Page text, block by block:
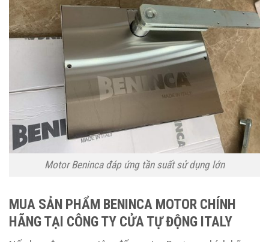
Motor Beninca đáp ứng tần suất sử dụng lớn
MUA SẢN PHẨM BENINCA MOTOR CHÍNH
HÃNG TẠI CÔNG TY CỬA TỰ ĐỘNG ITALY